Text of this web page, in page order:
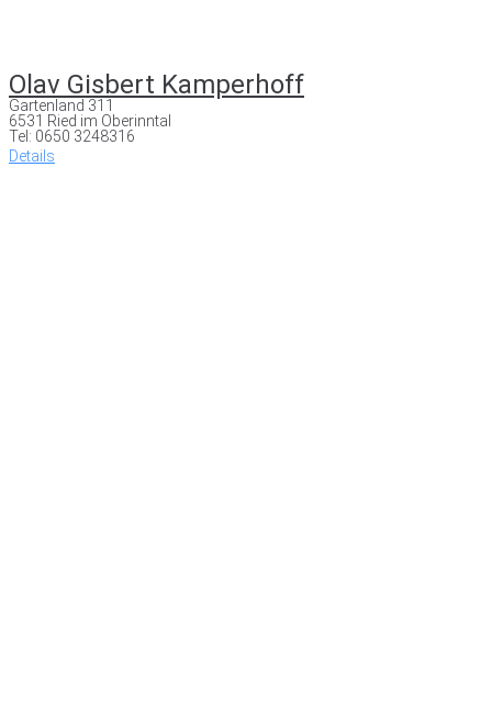
Olav Gisbert Kamperhoff
Gartenland 311
6531 Ried im Oberinntal
Tel: 0650 3248316
Details